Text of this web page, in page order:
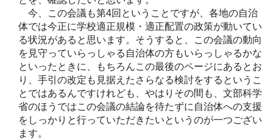
今、この会議も第4回ということですが、各地の自治
体では今正に学校適正規模・適正配置の政策が動いてい
る状況があると思います。そうすると、この会議の動向
を見守っていらっしゃる自治体の方もいらっしゃるかな
といったときに、もちろんこの最後のページにあるとお
り、手引の改定も見据えたさらなる検討をするというこ
とではあるんですけれども、やはりその間も、文部科学
省のほうではこの会議の結論を待たずに自治体への支援
をしっかりと行っていただきたいというのが一つござい
ます。